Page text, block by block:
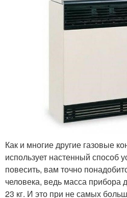
Как и многие другие газовые
использует настенный способ
повесить, вам точно
человека, ведь масса прибора
23 кг. И это при не самых